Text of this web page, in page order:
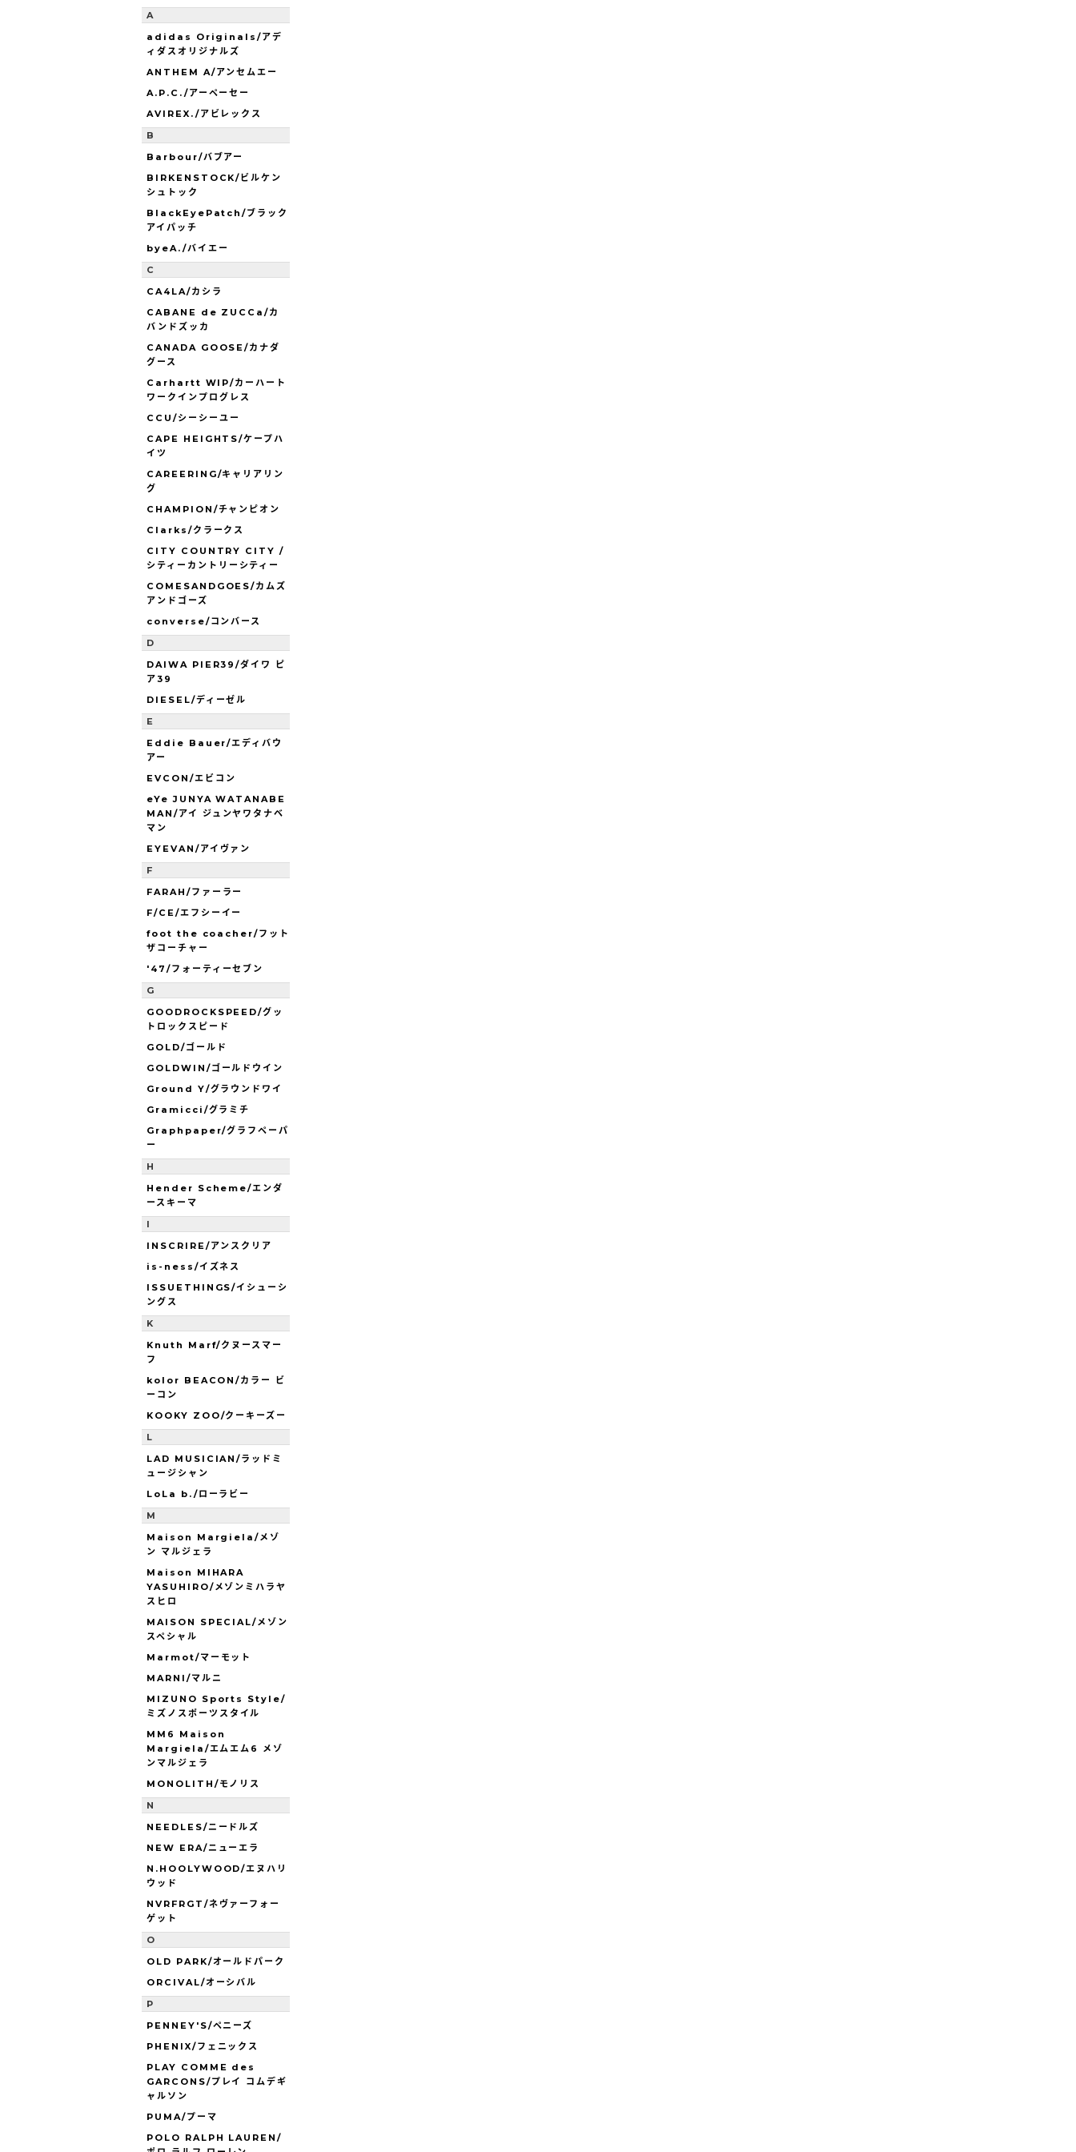
A
adidas Originals/アデ
ィダスオリジナルズ
ANTHEM A/アンセムエー
A.P.C./アーペーセー
AVIREX./アビレックス
B
Barbour/バブアー
BIRKENSTOCK/ビルケン
シュトック
BlackEyePatch/ブラック
アイパッチ
byeA./バイエー
C
CA4LA/カシラ
CABANE de ZUCCa/カ
バンドズッカ
CANADA GOOSE/カナダ
グース
Carhartt WIP/カーハート
ワークインプログレス
CCU/シーシーユー
CAPE HEIGHTS/ケープハ
イツ
CAREERING/キャリアリン
グ
CHAMPION/チャンピオン
Clarks/クラークス
CITY COUNTRY CITY /
シティーカントリーシティー
COMESANDGOES/カムズ
アンドゴーズ
converse/コンバース
D
DAIWA PIER39/ダイワ ピ
ア39
DIESEL/ディーゼル
E
Eddie Bauer/エディバウ
アー
EVCON/エビコン
eYe JUNYA WATANABE
MAN/アイ ジュンヤワタナベ
マン
EYEVAN/アイヴァン
F
FARAH/ファーラー
F/CE/エフシーイー
foot the coacher/フット
ザコーチャー
'47/フォーティーセブン
G
GOODROCKSPEED/グッ
トロックスピード
GOLD/ゴールド
GOLDWIN/ゴールドウイン
Ground Y/グラウンドワイ
Gramicci/グラミチ
Graphpaper/グラフペーパ
ー
H
Hender Scheme/エンダ
ースキーマ
I
INSCRIRE/アンスクリア
is-ness/イズネス
ISSUETHINGS/イシューシ
ングス
K
Knuth Marf/クヌースマー
フ
kolor BEACON/カラー ビ
ーコン
KOOKY ZOO/クーキーズー
L
LAD MUSICIAN/ラッドミ
ュージシャン
LoLa b./ローラビー
M
Maison Margiela/メゾ
ン マルジェラ
Maison MIHARA
YASUHIRO/メゾンミハラヤ
スヒロ
MAISON SPECIAL/メゾン
スペシャル
Marmot/マーモット
MARNI/マルニ
MIZUNO Sports Style/
ミズノスポーツスタイル
MM6 Maison
Margiela/エムエム6 メゾ
ンマルジェラ
MONOLITH/モノリス
N
NEEDLES/ニードルズ
NEW ERA/ニューエラ
N.HOOLYWOOD/エヌハリ
ウッド
NVRFRGT/ネヴァーフォー
ゲット
O
OLD PARK/オールドパーク
ORCIVAL/オーシバル
P
PENNEY'S/ペニーズ
PHENIX/フェニックス
PLAY COMME des
GARCONS/プレイ コムデギ
ャルソン
PUMA/プーマ
POLO RALPH LAUREN/